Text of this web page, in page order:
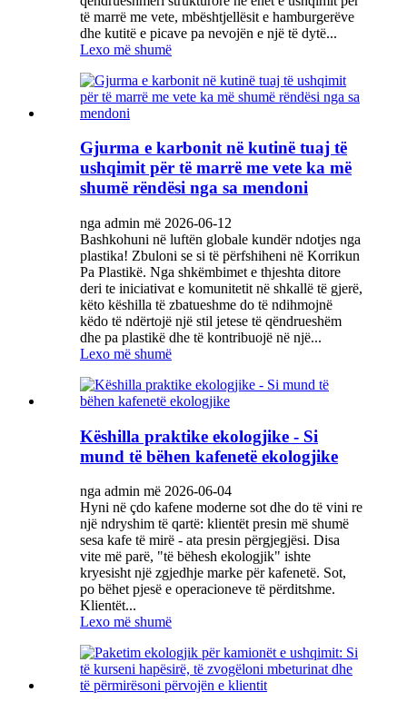
të marrë me vete, mbështjellësit e hamburgerëve
dhe kutitë e picave pa nevojën e një të dytë...
Lexo më shumë
Gjurma e karbonit në kutinë tuaj të
ushqimit për të marrë me vete ka më
shumë rëndësi nga sa mendoni
nga admin më 2026-06-12
Bashkohuni në luftën globale kundër ndotjes nga
plastika! Zbuloni se si të përfshiheni në Korrikun
Pa Plastikë. Nga shkëmbimet e thjeshta ditore
deri te iniciativat e komunitetit në shkallë të gjerë,
këto këshilla të zbatueshme do të ndihmojnë
këdo të ndërtojë një stil jetese të qëndrueshëm
dhe pa plastikë dhe të kontribuojë në një...
Lexo më shumë
Këshilla praktike ekologjike - Si
mund të bëhen kafenetë ekologjike
nga admin më 2026-06-04
Hyni në çdo kafene moderne sot dhe do të vini re
një ndryshim të qartë: klientët presin më shumë
sesa kafe të mirë - ata presin përgjegjësi. Disa
vite më parë, "të bëhesh ekologjik" ishte
kryesisht një zgjedhje marke për kafenetë. Sot,
po bëhet pjesë e operacioneve të përditshme.
Klientët...
Lexo më shumë